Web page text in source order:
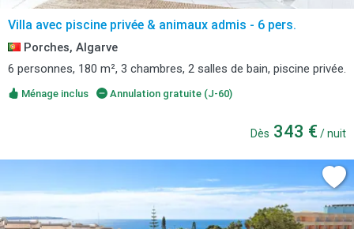
Villa avec piscine privée & animaux admis - 6 pers.
Porches, Algarve
6 personnes, 180 m², 3 chambres, 2 salles de bain, piscine privée.
Ménage inclus Annulation gratuite (J-60)
Dès 343 € / nuit